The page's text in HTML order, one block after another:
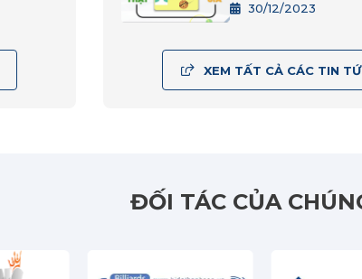
30/12/2023
XEM TẤT CẢ CÁC TIN
ĐỐI TÁC CỦA